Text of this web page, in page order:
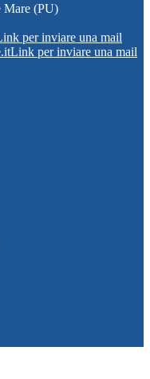
(PU)
per inviare una mail
Link per inviare una mail